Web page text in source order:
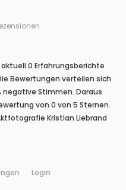
0 Erfahrungsberichte
Bewertungen verteilen sich
negative Stimmen. Daraus
von 0 von 5 Sternen.
Kristian Liebrand
Login